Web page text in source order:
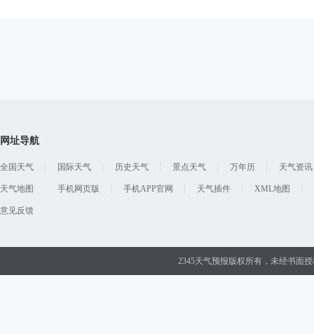
网址导航
全国天气 国际天气 历史天气 景点天气 万年历 天气资讯
天气地图 手机网页版 手机APP官网 天气插件 XML地图
意见反馈
2345天气预报版权所有，未经书面